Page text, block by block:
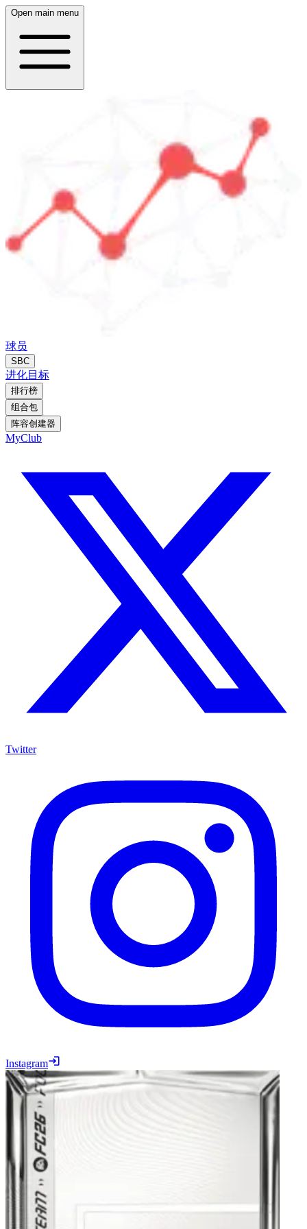
Open main menu
球员
SBC
进化目标
排行榜
组合包
阵容创建器
MyClub
Twitter
Instagram